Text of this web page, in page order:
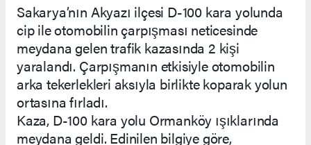
Sakarya’nın Akyazı ilçesi D-100 kara yolunda
cip ile otomobilin çarpışması neticesinde
meydana gelen trafik kazasında 2 kişi
yaralandı. Çarpışmanın etkisiyle otomobilin
arka tekerlekleri aksıyla birlikte koparak yolun
ortasına fırladı.
Kaza, D-100 kara yolu Ormanköy ışıklarında
meydana geldi. Edinilen bilgiye göre,